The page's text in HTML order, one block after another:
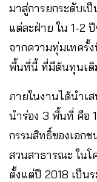
มาสู่การยกระดับเ
แต่ละฝ่าย ใน 1-2
จากความทุ่มเทครั้
พื้นที่นี้ ที่มีต้นทุนเดิ
ภายในงานได้นำเ
นำร่อง 3 พื้นที่ คือ
กรรมสิทธิ์ของเอก
สวนสาธารณะ ในโ
ตั้งแต่ปี 2018 เป็น